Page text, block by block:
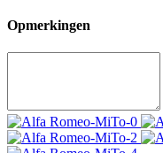
Opmerkingen